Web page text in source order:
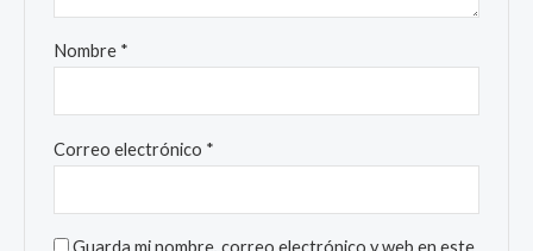
Nombre *
Correo electrónico *